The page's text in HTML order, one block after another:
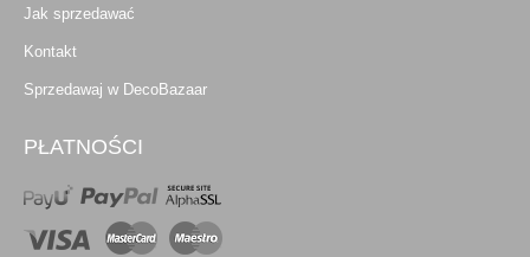
Jak sprzedawać
Kontakt
Sprzedawaj w DecoBazaar
PŁATNOŚCI